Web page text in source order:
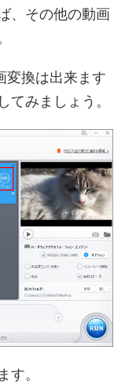
、その他の動画
変換は出来ます
てみましょう。
す。